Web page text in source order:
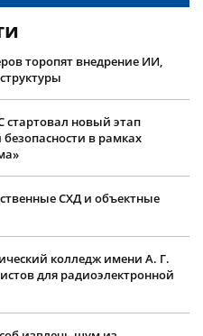
торопят внедрение ИИ,
стартовал новый этап
в рамках
СХД и объектные
колледж имени А. Г.
для радиоэлектронной